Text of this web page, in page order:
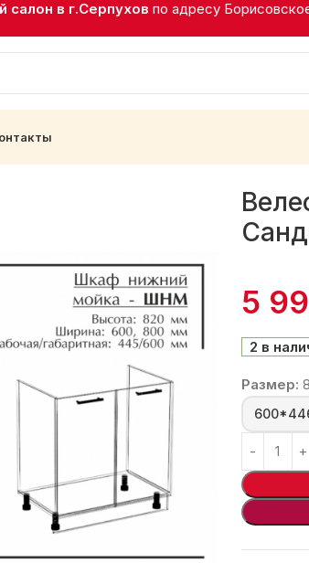
салон в г.Серпухов по адресу
5
2 в
Размер: